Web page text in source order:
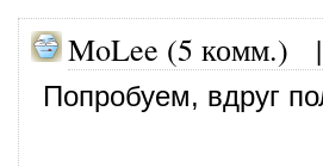
MoLee (5 комм.) |
Попробуем, вдруг